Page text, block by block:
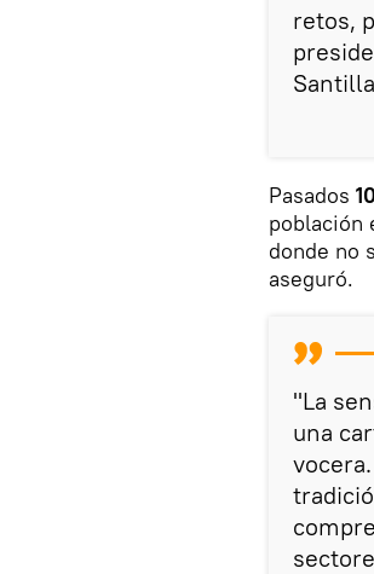
retos,
Pasados
población
donde no
aseguró.
"La
una